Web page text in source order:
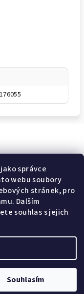
správce
webu soubory
stránek, pro
Dalším
souhlas s jejich
Souhlasím
podmínkami a
údajů .